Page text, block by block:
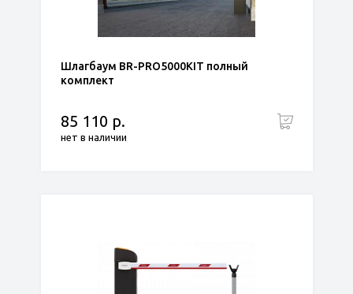
Шлагбаум BR-PRO5000KIT полный
комплект
85 110 р.
нет в наличии